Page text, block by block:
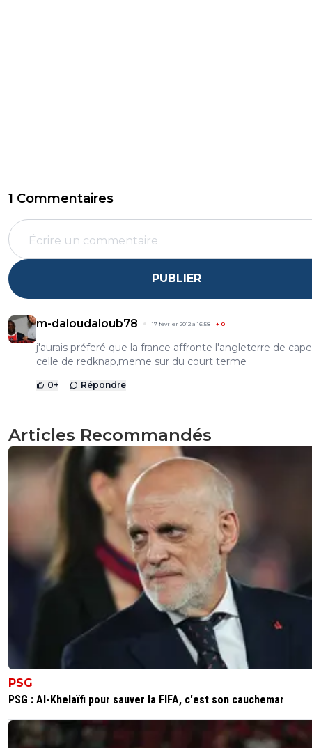
1 Commentaires
PUBLIER
m-daloudaloub78 17 février 2012 à 16:58 + 0
j'aurais préferé que la france affronte l'angleterre de
celle de redknap,meme sur du court terme
0+ Répondre
Articles Recommandés
PSG
PSG : Al-Khelaïfi pour sauver la FIFA, c'est son cauchemar